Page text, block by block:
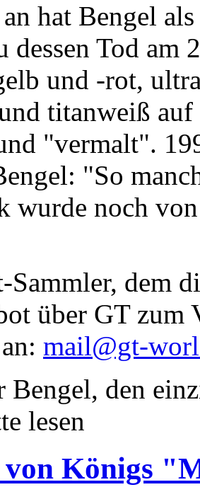
hat Bengel
dessen Tod am
und -rot,
titanweiß
"vermalt".
"So
wurde noch
Sammler, dem
über GT zum
mail@gt-
Bengel, den
lesen
Königs